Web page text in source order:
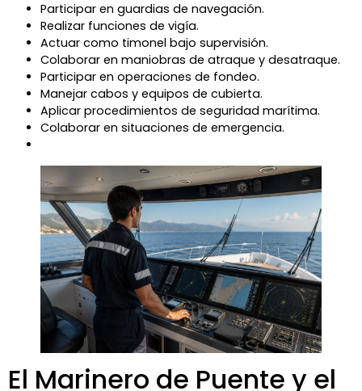
Participar en guardias de navegación.
Realizar funciones de vigía.
Actuar como timonel bajo supervisión.
Colaborar en maniobras de atraque y desatraque.
Participar en operaciones de fondeo.
Manejar cabos y equipos de cubierta.
Aplicar procedimientos de seguridad marítima.
Colaborar en situaciones de emergencia.
El Marinero de Puente y el